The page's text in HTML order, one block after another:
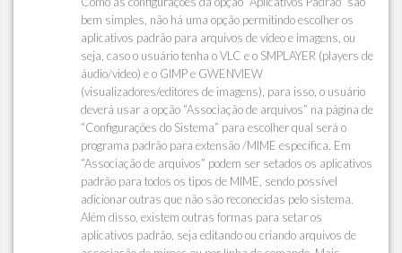
bem simples, não há uma opção permitindo escolher os
aplicativos padrão para arquivos de vídeo e imagens, ou
seja, caso o usuário tenha o VLC e o SMPLAYER (players de
áudio/video) e o GIMP e GWENVIEW
(visualizadores/editores de imagens), para isso, o usuário
deverá usar a opção “Associação de arquivos” na página de
“Configurações do Sistema” para escolher qual será o
programa padrão para extensão /MIME específica. Em
“Associação de arquivos” podem ser setados os aplicativos
padrão para todos os tipos de MIME, sendo possível
adicionar outras que não são reconecidas pelo sistema.
Além disso, existem outras formas para setar os
aplicativos padrão, seja editando ou criando arquivos de